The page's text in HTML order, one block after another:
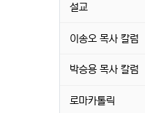
설교
이송오 목사 칼럼
박승용 목사 칼럼
로마카톨릭